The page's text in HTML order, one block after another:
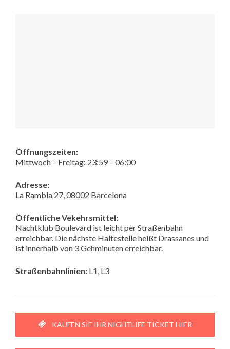
Öffnungszeiten:
Mittwoch – Freitag: 23:59 – 06:00
Adresse:
La Rambla 27, 08002 Barcelona
Öffentliche Vekehrsmittel:
Nachtklub Boulevard ist leicht per Straßenbahn
erreichbar. Die nächste Haltestelle heißt Drassanes und
ist innerhalb von 3 Gehminuten erreichbar.
Straßenbahnlinien: L1, L3
KAUFEN SIE IHR NIGHTLIFE TICKET HIER